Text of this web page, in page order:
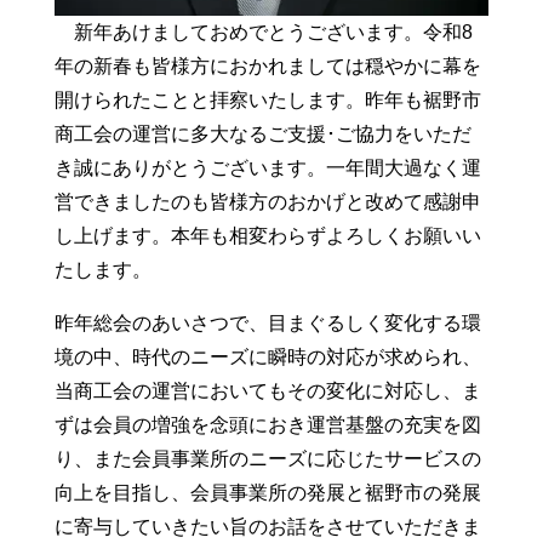
新年あけましておめでとうございます。令和8
年の新春も皆様方におかれましては穏やかに幕を
開けられたことと拝察いたします。昨年も裾野市
商工会の運営に多大なるご支援･ご協力をいただ
き誠にありがとうございます。一年間大過なく運
営できましたのも皆様方のおかげと改めて感謝申
し上げます。本年も相変わらずよろしくお願いい
たします。
昨年総会のあいさつで、目まぐるしく変化する環
境の中、時代のニーズに瞬時の対応が求められ、
当商工会の運営においてもその変化に対応し、ま
ずは会員の増強を念頭におき運営基盤の充実を図
り、また会員事業所のニーズに応じたサービスの
向上を目指し、会員事業所の発展と裾野市の発展
に寄与していきたい旨のお話をさせていただきま